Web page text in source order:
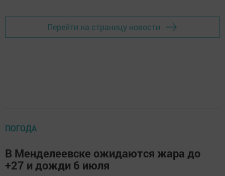
Перейти на страницу новости
ПОГОДА
В Менделеевске ожидаются жара до
+27 и дожди 6 июля